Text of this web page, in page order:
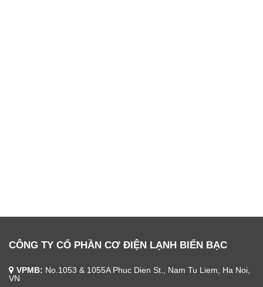
CÔNG TY CỔ PHẦN CƠ ĐIỆN LẠNH BIỂN BẠC
VPMB: No.1053 & 1055A Phuc Dien St., Nam Tu Liem, Ha Noi,
VN